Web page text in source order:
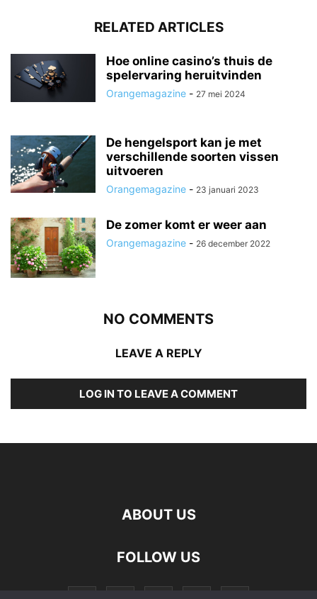
RELATED ARTICLES
Hoe online casino’s thuis de
spelervaring heruitvinden
Orangemagazine - 27 mei 2024
De hengelsport kan je met
verschillende soorten vissen
uitvoeren
Orangemagazine - 23 januari 2023
De zomer komt er weer aan
Orangemagazine - 26 december 2022
NO COMMENTS
LEAVE A REPLY
LOG IN TO LEAVE A COMMENT
ABOUT US
FOLLOW US